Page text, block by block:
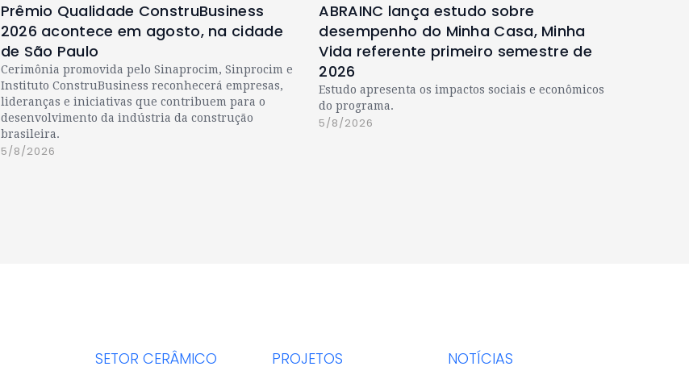
Prêmio Qualidade ConstruBusiness
2026 acontece em agosto, na cidade
de São Paulo
Cerimônia promovida pelo Sinaprocim, Sinprocim e
Instituto ConstruBusiness reconhecerá empresas,
lideranças e iniciativas que contribuem para o
desenvolvimento da indústria da construção
brasileira.
5/8/2026
ABRAINC lança estudo sobre
desempenho do Minha Casa, Minha
Vida referente primeiro semestre de
2026
Estudo apresenta os impactos sociais e econômicos
do programa.
5/8/2026
SETOR CERÂMICO PROJETOS NOTÍCIAS